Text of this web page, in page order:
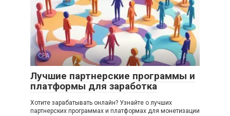
CPA 0
Лучшие партнерские программы и
платформы для заработка
Хотите зарабатывать онлайн? Узнайте о лучших
партнерских программах и платформах для монетизации